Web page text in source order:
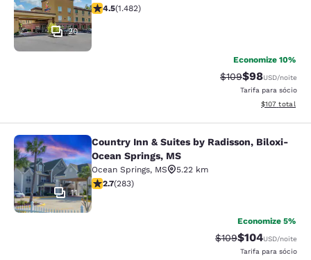
20
classificação 4.45 estrelas. Excelente. 1482 avaliações
4.5(1.482)
Economize 10%
Tarifa anterior
$109Tarifa com
$98USD/noite
Tarifa para sócio
Exibir
$107 total
Country Inn & Suites by Radisson,
11
Country Inn & Suites by Radisson, Biloxi-
Ocean Springs, MS
Ocean Springs, MS
5.22 km
classificação 2.71 estrelas. Razoável. 283 avaliações
2.7(283)
Economize 5%
Tarifa anterior
$109Tarifa com
$104USD/noite
Tarifa para sócio